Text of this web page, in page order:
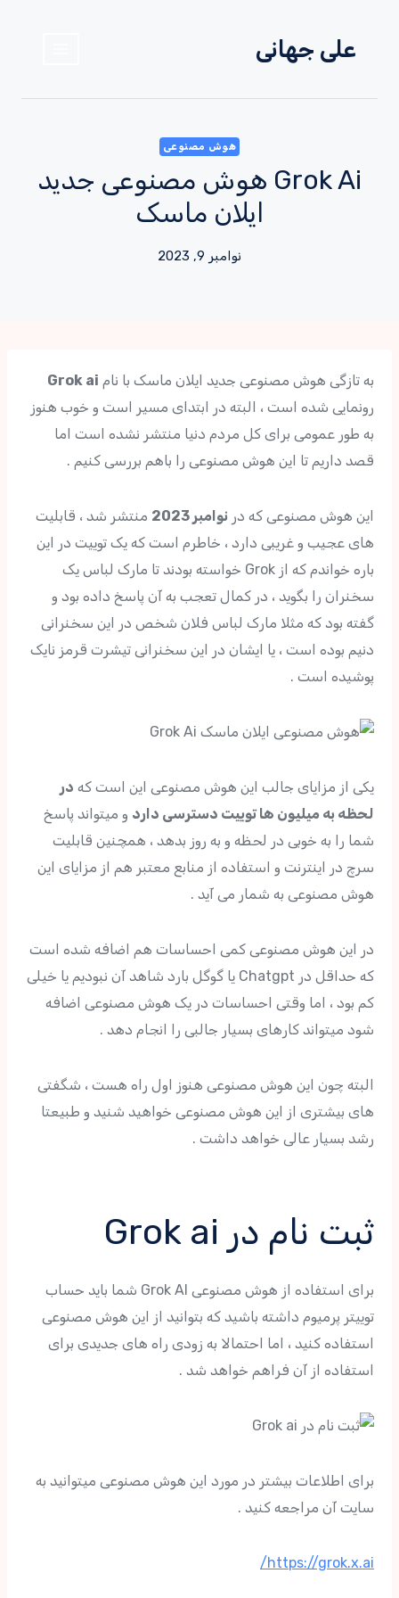
علی جهانی
هوش مصنوعی
Grok Ai هوش مصنوعی جدید
ایلان ماسک
نوامبر 9, 2023
به تازگی هوش مصنوعی جدید ایلان ماسک با نام Grok ai
رونمایی شده است ، البته در ابتدای مسیر است و خوب هنوز
به طور عمومی برای کل مردم دنیا منتشر نشده است اما
قصد داریم تا این هوش مصنوعی را باهم بررسی کنیم .
این هوش مصنوعی که در نوامبر 2023
منتشر شد ، قابلیت
های عجیب و غریبی دارد ، خاطرم است که یک توییت در این
باره خواندم که از Grok خواسته بودند تا مارک لباس یک
سخنران را بگوید ، در کمال تعجب به آن پاسخ داده بود و
گفته بود که مثلا مارک لباس فلان شخص در این سخنرانی
دنیم بوده است ، یا ایشان در این سخنرانی تیشرت قرمز نایک
پوشیده است .
یکی از مزایای جالب این هوش مصنوعی این است که در
لحظه به میلیون ها توییت دسترسی دارد و میتواند پاسخ
شما را به خوبی در لحظه و به روز بدهد ، همچنین قابلیت
سرچ در اینترنت و استفاده از منابع معتبر هم از مزایای این
هوش مصنوعی به شمار می آید .
در این هوش مصنوعی کمی احساسات هم اضافه شده است
که حداقل در Chatgpt یا گوگل بارد شاهد آن نبودیم یا خیلی
کم بود ، اما وقتی احساسات در یک هوش مصنوعی اضافه
شود میتواند کارهای بسیار جالبی را انجام دهد .
البته چون این هوش مصنوعی هنوز اول راه هست ، شگفتی
های بیشتری از این هوش مصنوعی خواهید شنید و طبیعتا
رشد بسیار عالی خواهد داشت .
ثبت نام در Grok ai
برای استفاده از هوش مصنوعی Grok AI شما باید حساب
توییتر پرمیوم داشته باشید که بتوانید از این هوش مصنوعی
استفاده کنید ، اما احتمالا به زودی راه های جدیدی برای
استفاده از آن فراهم خواهد شد .
برای اطلاعات بیشتر در مورد این هوش مصنوعی میتوانید به
سایت آن مراجعه کنید .
https://grok.x.ai/